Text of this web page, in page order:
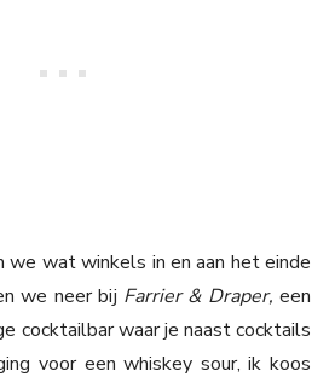
we wat winkels in en aan het einde
we neer bij Farrier & Draper,een
cocktailbar waar je naast cocktails
voor een whiskey sour, ik koos